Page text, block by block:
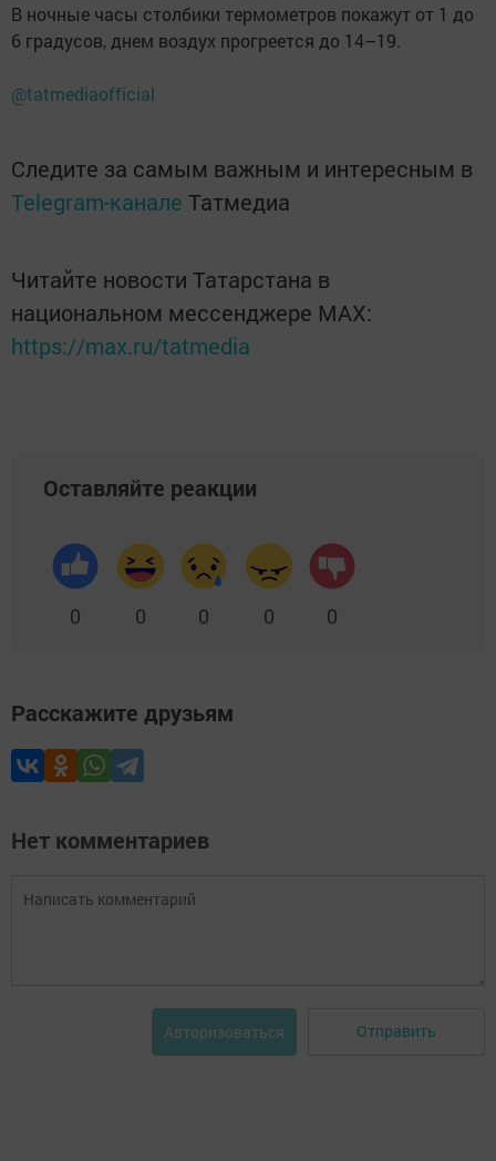
В ночные часы столбики термометров покажут от 1 до
6 градусов, днем воздух прогреется до 14–19.
@tatmediaofficial
Следите за самым важным и интересным в
Telegram-канале Татмедиа
Читайте новости Татарстана в
национальном мессенджере MАХ:
https://max.ru/tatmedia
Оставляйте реакции
0 0 0 0 0
Расскажите друзьям
Нет комментариев
Авторизоваться Отправить